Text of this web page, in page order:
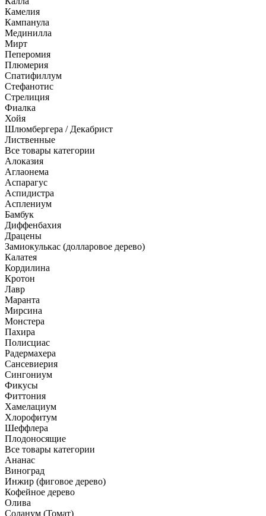
Камелия
Кампанула
Мединилла
Мирт
Пеперомия
Плюмерия
Спатифиллум
Стефанотис
Стрелиция
Фиалка
Хойя
Шлюмбергера / Декабрист
Лиственные
Все товары категории
Алоказия
Аглаонема
Аспарагус
Аспидистра
Асплениум
Бамбук
Диффенбахия
Драцены
Замиокулькас (долларовое дерево)
Калатея
Кордилина
Кротон
Лавр
Маранта
Мирсина
Монстера
Пахира
Полисциас
Радермахера
Сансевиерия
Сингониум
Фикусы
Фиттония
Хамелациум
Хлорофитум
Шеффлера
Плодоносящие
Все товары категории
Ананас
Виноград
Инжир (фиговое дерево)
Кофейное дерево
Олива
Соланум (Томат)